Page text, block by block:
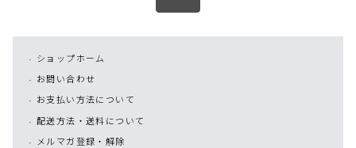
ショップホーム
お問い合わせ
お支払い方法について
配送方法・送料について
メルマガ登録・解除